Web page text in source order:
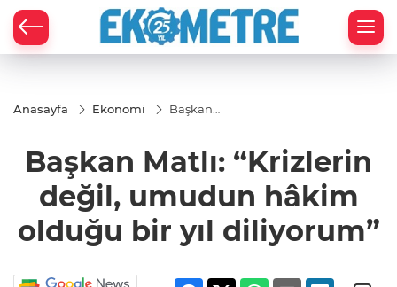
Anasayfa Ekonomi
Başkan
değil,
umudun
olduğu bir
yıl
diliyorum”
Başkan Matlı: “Krizlerin
değil, umudun hâkim
olduğu bir yıl diliyorum”